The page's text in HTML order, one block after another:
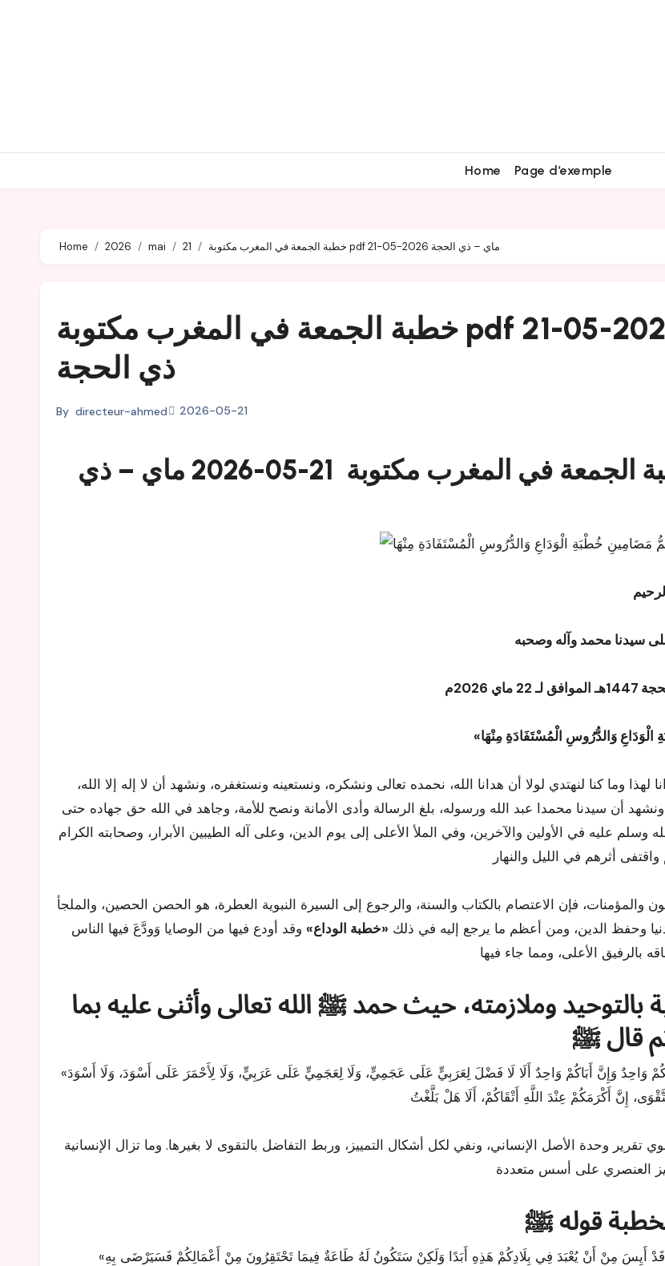
Home Page d’exemple
Home 2026 mai 21 خطبة الجمعة في المغرب مكتوبة pdf 21-05-2026 ماي – ذي الحجة
خطبة الجمعة في المغرب مكتوبة pdf 21-05-2026 ماي –
ذي الحجة
By directeur-ahmed 2026-05-21
اليكم خطبة الجمعة في المغرب مكتوبة 21-05-2026 ماي – ذي
سيدنا محمد وآله وصحبه
«وَالدُّرُوسِ الْمُسْتَفَادَةِ مِنْهَا
لهذا وما كنا لنهتدي لولا أن هدانا الله، نحمده تعالى ونشكره، ونستعينه ونستغفره، ونشهد أن لا إله إلا الله،
أن سيدنا محمدا عبد الله ورسوله، بلغ الرسالة وأدى الأمانة ونصح للأمة، وجاهد في الله حق جهاده حتى
وسلم عليه في الأولين والآخرين، وفي الملأ الأعلى إلى يوم الدين، وعلى آله الطيبين الأبرار، وصحابته الكرام
والمؤمنات، فإن الاعتصام بالكتاب والسنة، والرجوع إلى السيرة النبوية العطرة، هو الحصن الحصين، والملجأ
وحفظ الدين، ومن أعظم ما يرجع إليه في ذلك «خطبة الوداع» وقد أودع فيها من الوصايا وَودَّعَ فيها الناس
بالتوحيد وملازمته، حيث حمد ﷺ الله تعالى وأثنى عليه بما
«يَا أَيُّهَا النَّاسُ إِنَّ رَبَّكُمْ وَاحِدٌ وَإِنَّ أَبَاكُمْ وَاحِدٌ أَلَا لَا فَضْلَ لِعَرَبِيٍّ عَلَى عَجَمِيٍّ، وَلَا لِعَجَمِيٍّ عَلَى عَرَبِيٍّ، وَلَا لِأَحْمَرَ عَلَى أَسْوَدَ، وَلَا أَسْوَدَ
تقرير وحدة الأصل الإنساني، ونفي لكل أشكال التمييز، وربط التفاضل بالتقوى لا بغيرها. وما تزال الإنسانية
قوله ﷺ